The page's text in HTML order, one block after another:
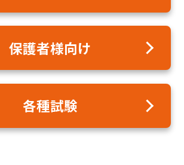
保護者様向け
各種試験